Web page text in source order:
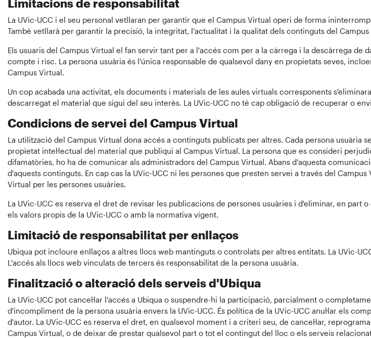
Limitacions de responsabilitat
La UVic-UCC i el seu personal vetllaran per garantir que el Campus Virtual operi de forma
També vetllarà per garantir la precisió, la integritat, l'actualitat i la qualitat dels continguts del
Els usuaris del Campus Virtual el fan servir tant per a l'accés com per a la càrrega i la descàrrega de
compte i risc. La persona usuària és l'única responsable de qualsevol dany en propietats seves,
Campus Virtual.
Un cop acabada una activitat, els documents i materials de les aules virtuals corresponents
descarregat el material que sigui del seu interès. La UVic-UCC no té cap obligació de recuperar o
Condicions de servei del Campus Virtual
La utilització del Campus Virtual dona accés a continguts publicats per altres. Cada persona
propietat intel·lectual del material que publiqui al Campus Virtual. La persona que es consideri
difamatòries, ho ha de comunicar als administradors del Campus Virtual. Abans d'aquesta
d'aquests continguts. En cap cas la UVic-UCC ni les persones que presten servei a través del
Virtual per les persones usuàries.
La UVic-UCC es reserva el dret de revisar les publicacions de persones usuàries i d'eliminar, en
els valors propis de la UVic-UCC o amb la normativa vigent.
Limitació de responsabilitat per enllaços
Ubiqua pot incloure enllaços a altres llocs web mantinguts o controlats per altres entitats. La UVic-
L'accés als llocs web vinculats de tercers és responsabilitat de la persona usuària.
Finalització o alteració dels serveis d'Ubiqua
La UVic-UCC pot cancel·lar l'accés a Ubiqua o suspendre-hi la participació, parcialment o
d'incompliment de la persona usuària envers la UVic-UCC. És política de la UVic-UCC anul·lar els
d'autor. La UVic-UCC es reserva el dret, en qualsevol moment i a criteri seu, de cancel·lar,
Campus Virtual, o de deixar de prestar qualsevol part o tot el contingut del lloc o els serveis